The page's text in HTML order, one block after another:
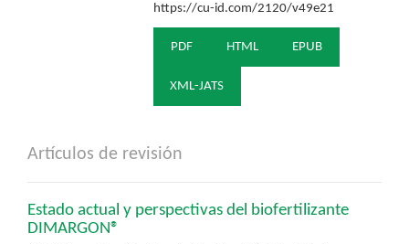
https://cu-id.com/2120/v49e21
PDF HTML EPUB
XML-JATS
Artículos de revisión
Estado actual y perspectivas del biofertilizante
DIMARGON®